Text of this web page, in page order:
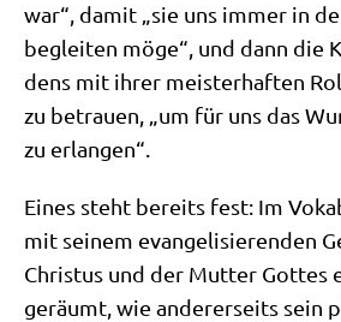
war“, damit „sie uns immer in
beglei­ten möge“, und dann die
dens mit ihrer mei­ster­haf­ten
zu betrau­en, „um für uns das
zu erlangen“.
Eines steht bereits fest: Im
mit sei­nem evan­ge­li­sie­ren­den
Chri­stus und der Mut­ter Got­tes
ge­räumt, wie ande­rer­seits sein